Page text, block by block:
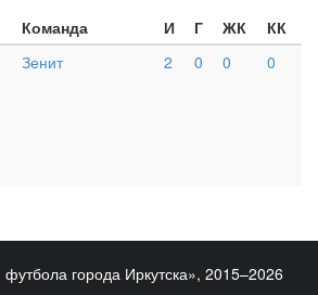
Команда И Г ЖК
КК
Зенит 2 0 0 0
города Иркутска», 2015–2026